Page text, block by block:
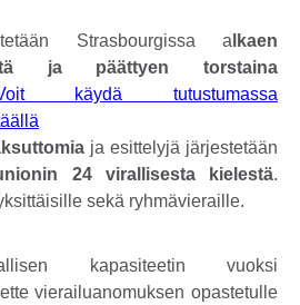
Strasbourgissa a lkaen
ja päättyen torstaina
käydä tutustumassa
ja esittelyjä järjestetään
24 virallisesta kielestä.
sekä ryhmävieraille.
kapasiteetin vuoksi
vierailuanomuksen opastetulle